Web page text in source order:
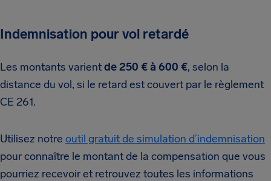
Indemnisation pour vol retardé
Les montants varientde 250 € à 600 €, selon la
distance du vol, si le retard est couvert par le règlement
CE 261.
Utilisez notre outil gratuit de simulation d’indemnisation
pour connaître le montant de la compensation que vous
pourriez recevoir et retrouvez toutes les informations